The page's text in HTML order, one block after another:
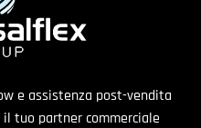
e assistenza post-vendita
tuo partner commerciale